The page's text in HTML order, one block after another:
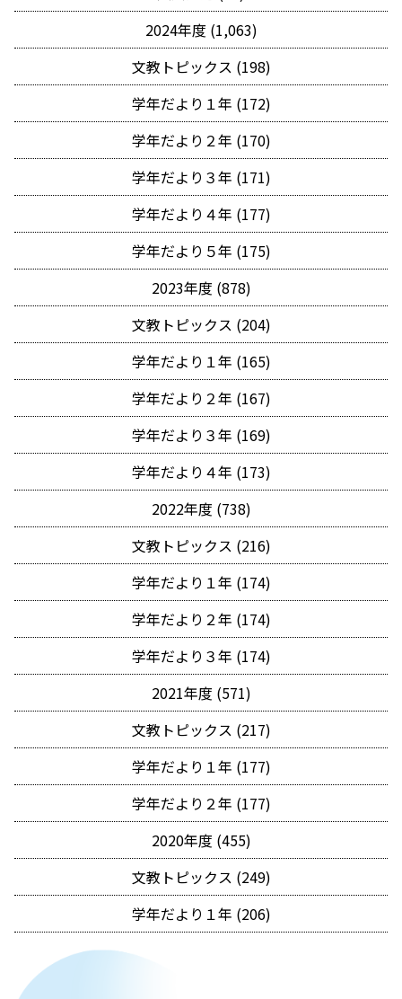
2024年度 (1,063)
文教トピックス (198)
学年だより１年 (172)
学年だより２年 (170)
学年だより３年 (171)
学年だより４年 (177)
学年だより５年 (175)
2023年度 (878)
文教トピックス (204)
学年だより１年 (165)
学年だより２年 (167)
学年だより３年 (169)
学年だより４年 (173)
2022年度 (738)
文教トピックス (216)
学年だより１年 (174)
学年だより２年 (174)
学年だより３年 (174)
2021年度 (571)
文教トピックス (217)
学年だより１年 (177)
学年だより２年 (177)
2020年度 (455)
文教トピックス (249)
学年だより１年 (206)